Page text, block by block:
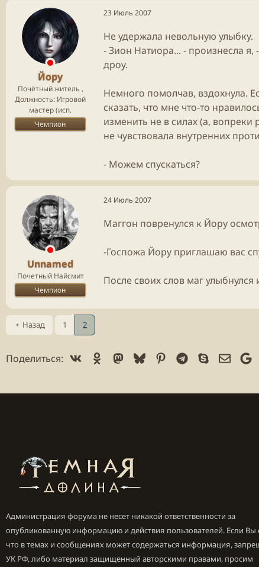
Йору
Почётный житель ,
Должность: Игровой
мастер (исп.
Чемпион
23 Июль 2007
Не удержала невольную улыбку.
- Зион Натиора... - произнесла
дроу.
Немного помолчав, вздохнула.
сказать, что мне что-то
изменить не в силах (а,
не чувствовала внутренних
- Можем спускаться?
Unnamed
Почетный Найсмит
Чемпион
24 Июль 2007
Маггон повренулся к Йору
-Госпожа Йору приглашаю вас
После своих слов маг
Назад 1 2
Поделиться: Vk Ok Mastodon
BlueskyPinterest
Telegram
Skype
Администрация форума не несет никакой ответственности за
опубликованную информацию и действия пользователей. Если Вы
что в темах и сообщениях может содержаться информация,
УК РФ, либо материал защищенный авторскими правами, просим